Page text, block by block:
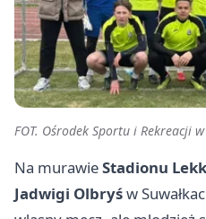
FOT. Ośrodek Sportu i Rekreacji w
Na murawieStadionu
Jadwigi Olbryśw